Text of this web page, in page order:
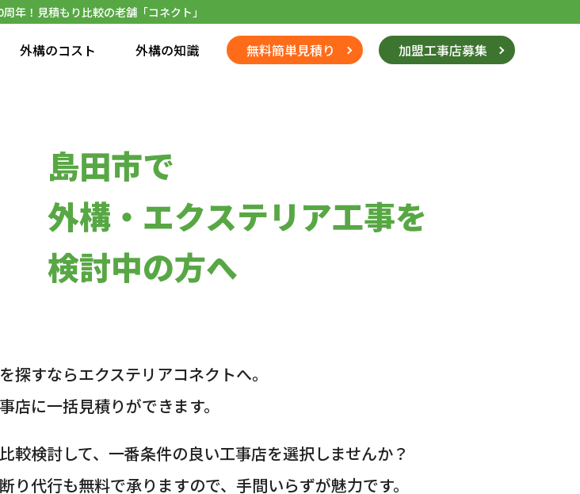
年！見積もり比較の老舗「コネクト」
外構のコスト 外構の知識 無料簡単見積り 加盟工事店募集
島田市で
外構・エクステリア工事を
検討中の方へ
すならエクステリアコネクトへ。
に一括見積りができます。
較検討して、一番条件の良い工事店を選択しませんか？
代行も無料で承りますので、手間いらずが魅力です。